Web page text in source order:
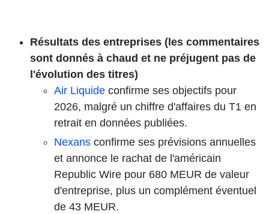
Résultats des entreprises (les commentaires
sont donnés à chaud et ne préjugent pas de
l'évolution des titres)
Air Liquide confirme ses objectifs pour
2026, malgré un chiffre d'affaires du T1 en
retrait en données publiées.
Nexans confirme ses prévisions annuelles
et annonce le rachat de l'américain
Republic Wire pour 680 MEUR de valeur
d'entreprise, plus un complément éventuel
de 43 MEUR.